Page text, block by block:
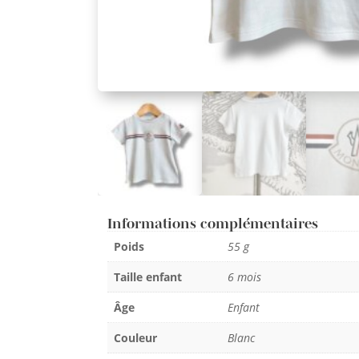
Informations complémentaires
Poids
55 g
Taille enfant
6 mois
Âge
Enfant
Couleur
Blanc